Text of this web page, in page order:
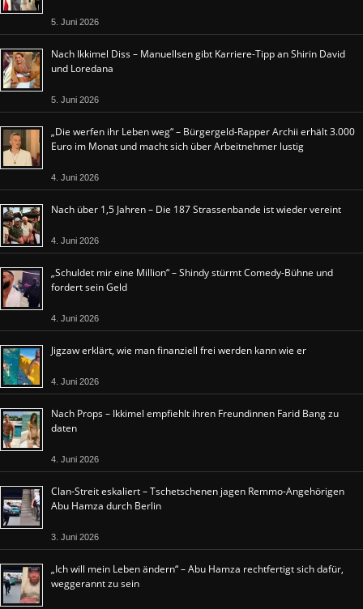
5. Juni 2026
Nach Ikkimel Diss – Manuellsen gibt Karriere-Tipp an Shirin David
und Loredana
5. Juni 2026
„Die werfen ihr Leben weg“ – Bürgergeld-Rapper Archii erhält 3.000
Euro im Monat und macht sich über Arbeitnehmer lustig
4. Juni 2026
Nach über 1,5 Jahren – Die 187 Strassenbande ist wieder vereint
4. Juni 2026
„Schuldet mir eine Million“ – Shindy stürmt Comedy-Bühne und
fordert sein Geld
4. Juni 2026
Jigzaw erklärt, wie man finanziell frei werden kann wie er
4. Juni 2026
Nach Props – Ikkimel empfiehlt ihren Freundinnen Farid Bang zu
daten
4. Juni 2026
Clan-Streit eskaliert – Tschetschenen jagen Remmo-Angehörigen
Abu Hamza durch Berlin
3. Juni 2026
„Ich will mein Leben ändern“ – Abu Hamza rechtfertigt sich dafür,
weggerannt zu sein